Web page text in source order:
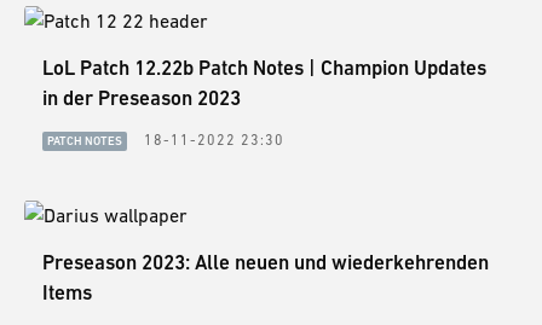
LoL Patch 12.22b Patch Notes | Champion Updates
in der Preseason 2023
PATCH NOTES 18-11-2022 23:30
Preseason 2023: Alle neuen und wiederkehrenden
Items